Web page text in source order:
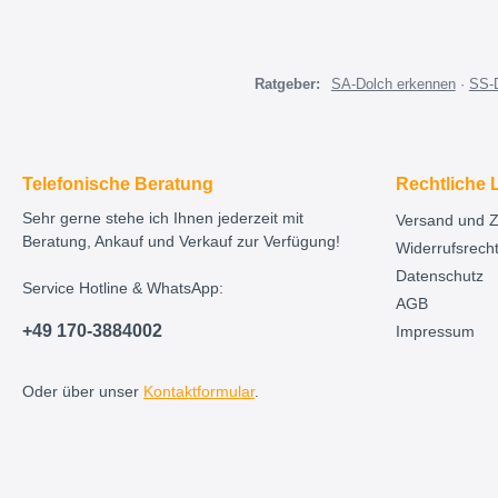
Ratgeber: SA-Dolch erkennen· SS-
Telefonische Beratung
Sehr gerne stehe ich Ihnen jederzeit mit
Beratung, Ankauf und Verkauf zur Verfügung!
Service Hotline & WhatsApp:
+49 170-3884002
Oder über unser Kontaktformular.
Rechtliche
Versand und
Widerrufsrecht
Datenschutz
AGB
Impressum